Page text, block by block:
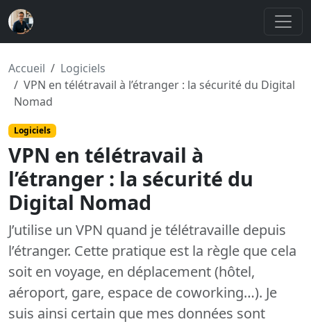
Accueil
Logiciels
VPN en télétravail à l’étranger : la sécurité du Digital
Nomad
Logiciels
VPN en télétravail à
l’étranger : la sécurité du
Digital Nomad
J’utilise un VPN quand je télétravaille depuis
l’étranger. Cette pratique est la règle que cela
soit en voyage, en déplacement (hôtel,
aéroport, gare, espace de coworking…). Je
suis ainsi certain que mes données sont